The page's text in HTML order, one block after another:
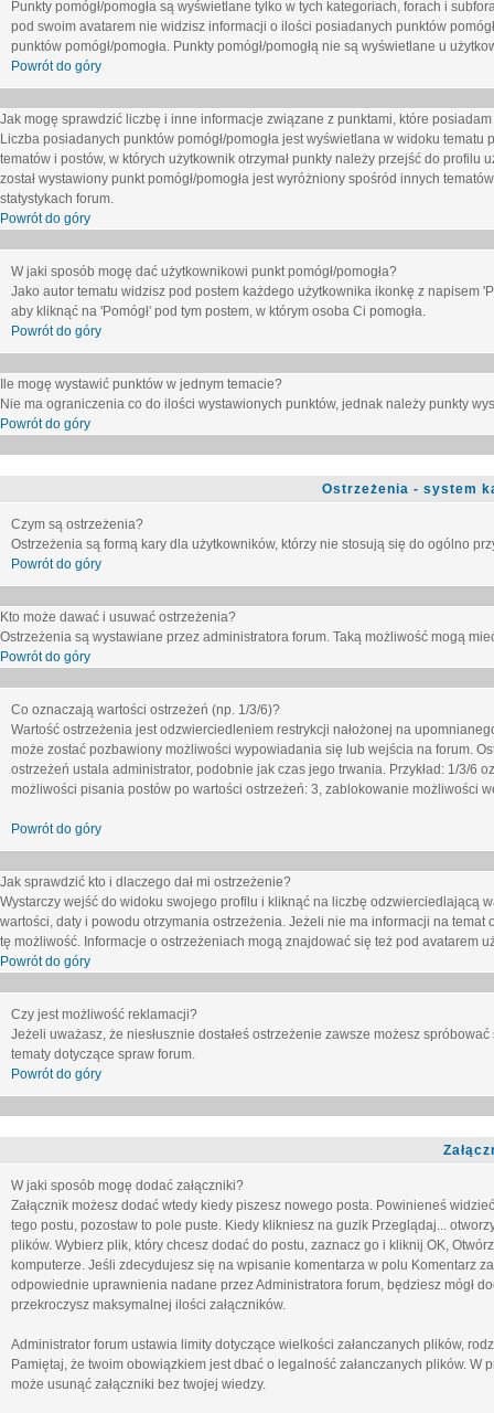
Punkty pomógł/pomogła są wyświetlane tylko w tych kategoriach, forach i
pod swoim avatarem nie widzisz informacji o ilości posiadanych punktów
punktów pomógł/pomogła. Punkty pomógł/pomogłą nie są wyświetlane u
Powrót do góry
Jak mogę sprawdzić liczbę i inne informacje związane z punktami, które
Liczba posiadanych punktów pomógł/pomogła jest wyświetlana w widoku
tematów i postów, w których użytkownik otrzymał punkty należy przejść do
został wystawiony punkt pomógł/pomogła jest wyróżniony spośród innych
statystykach forum.
Powrót do góry
W jaki sposób mogę dać użytkownikowi punkt pomógł/pomogła?
Jako autor tematu widzisz pod postem każdego użytkownika ikonkę z napisem
aby kliknąć na 'Pomógł' pod tym postem, w którym osoba Ci pomogła.
Powrót do góry
Ile mogę wystawić punktów w jednym temacie?
Nie ma ograniczenia co do ilości wystawionych punktów, jednak należy punkty
Powrót do góry
Ostrzeżenia - system
Czym są ostrzeżenia?
Ostrzeżenia są formą kary dla użytkowników, którzy nie stosują się do ogólno
Powrót do góry
Kto może dawać i usuwać ostrzeżenia?
Ostrzeżenia są wystawiane przez administratora forum. Taką możliwość mogą
Powrót do góry
Co oznaczają wartości ostrzeżeń (np. 1/3/6)?
Wartość ostrzeżenia jest odzwierciedleniem restrykcji nałożonej na
może zostać pozbawiony możliwości wypowiadania się lub wejścia na forum.
ostrzeżeń ustala administrator, podobnie jak czas jego trwania. Przykład: 1/3/6
możliwości pisania postów po wartości ostrzeżeń: 3, zablokowanie możliwości
Powrót do góry
Jak sprawdzić kto i dlaczego dał mi ostrzeżenie?
Wystarczy wejść do widoku swojego profilu i kliknąć na liczbę odzwierciedlającą
wartości, daty i powodu otrzymania ostrzeżenia. Jeżeli nie ma informacji na temat
tę możliwość. Informacje o ostrzeżeniach mogą znajdować się też pod avatarem
Powrót do góry
Czy jest możliwość reklamacji?
Jeżeli uważasz, że niesłusznie dostałeś ostrzeżenie zawsze możesz
tematy dotyczące spraw forum.
Powrót do góry
W jaki sposób mogę dodać załączniki?
Załącznik możesz dodać wtedy kiedy piszesz nowego posta. Powinieneś
tego postu, pozostaw to pole puste. Kiedy klikniesz na guzik Przeglądaj...
plików. Wybierz plik, który chcesz dodać do postu, zaznacz go i kliknij OK,
komputerze. Jeśli zdecydujesz się na wpisanie komentarza w polu Komentarz
odpowiednie uprawnienia nadane przez Administratora forum, będziesz mógł
przekroczysz maksymalnej ilości załączników.
Administrator forum ustawia limity dotyczące wielkości załanczanych plików,
Pamiętaj, że twoim obowiązkiem jest dbać o legalność załanczanych plików.
może usunąć załączniki bez twojej wiedzy.